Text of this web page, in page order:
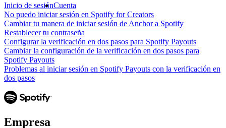
Inicio de sesiónCuenta
No puedo iniciar sesión en Spotify for Creators
Cambiar tu manera de iniciar sesión de Anchor a Spotify
Restablecer tu contraseña
Configurar la verificación en dos pasos para Spotify Payouts
Cambiar la configuración de la verificación en dos pasos para
Spotify Payouts
Problemas al iniciar sesión en Spotify Payouts con la verificación en
dos pasos
Empresa